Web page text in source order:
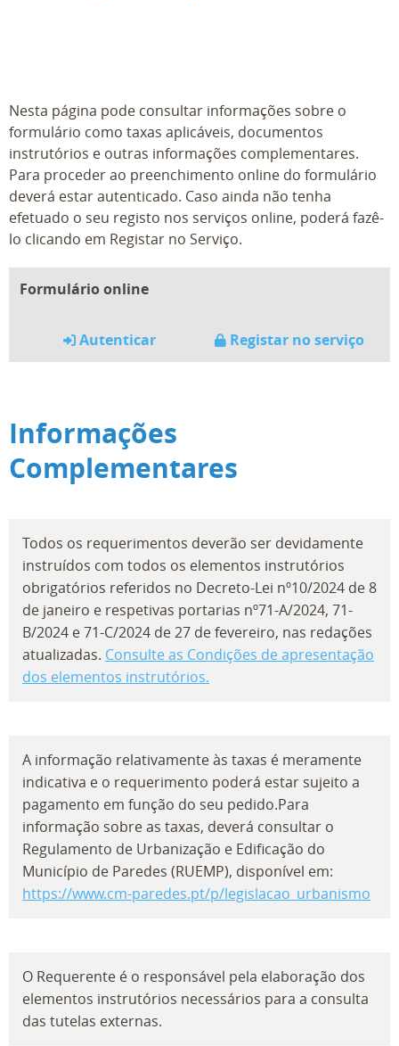
Nesta página pode consultar informações sobre o
formulário como taxas aplicáveis, documentos
instrutórios e outras informações complementares.
Para proceder ao preenchimento online do formulário
deverá estar autenticado. Caso ainda não tenha
efetuado o seu registo nos serviços online, poderá fazê-
lo clicando em Registar no Serviço.
Formulário online
Autenticar Registar no serviço
Informações
Complementares
Todos os requerimentos deverão ser devidamente
instruídos com todos os elementos instrutórios
obrigatórios referidos no Decreto-Lei nº10/2024 de 8
de janeiro e respetivas portarias nº71-A/2024, 71-
B/2024 e 71-C/2024 de 27 de fevereiro, nas redações
atualizadas. Consulte as Condições de apresentação
dos elementos instrutórios.
A informação relativamente às taxas é meramente
indicativa e o requerimento poderá estar sujeito a
pagamento em função do seu pedido.Para
informação sobre as taxas, deverá consultar o
Regulamento de Urbanização e Edificação do
Município de Paredes (RUEMP), disponível em:
https://www.cm-paredes.pt/p/legislacao_urbanismo
O Requerente é o responsável pela elaboração dos
elementos instrutórios necessários para a consulta
das tutelas externas.